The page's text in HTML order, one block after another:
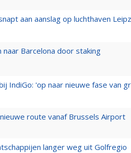
aan aanslag op luchthaven
Barcelona door staking
IndiGo: 'op naar nieuwe fase van
route vanaf Brussels Airport
langer weg uit Golfregio